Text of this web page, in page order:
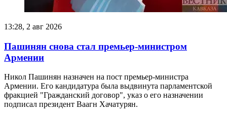
13:28, 2 авг 2026
Пашинян снова стал премьер-министром
Армении
Никол Пашинян назначен на пост премьер-министра
Армении. Его кандидатура была выдвинута парламентской
фракцией "Гражданский договор", указ о его назначении
подписал президент Ваагн Хачатурян.